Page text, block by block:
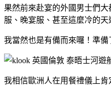
果然前來赴宴的外國男士們
服、晚宴服、甚至這麼冷的天
我當然也是有備而來囉！準備
我相信歐洲人在用餐禮儀上